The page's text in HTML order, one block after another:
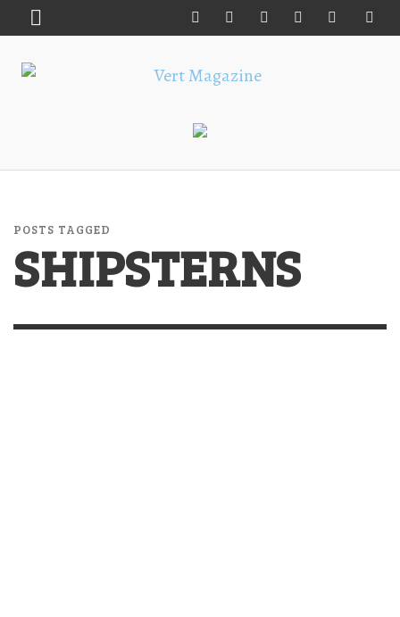
POSTS TAGGED
SHIPSTERNS